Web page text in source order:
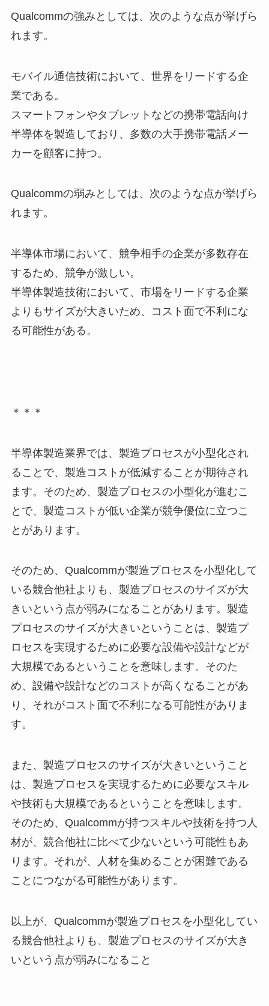
Qualcommの強みとしては、次のような点が挙げら
れます。
モバイル通信技術において、世界をリードする企
業である。
スマートフォンやタブレットなどの携帯電話向け
半導体を製造しており、多数の大手携帯電話メー
カーを顧客に持つ。
Qualcommの弱みとしては、次のような点が挙げら
れます。
半導体市場において、競争相手の企業が多数存在
するため、競争が激しい。
半導体製造技術において、市場をリードする企業
よりもサイズが大きいため、コスト面で不利にな
る可能性がある。
＊＊＊
半導体製造業界では、製造プロセスが小型化され
ることで、製造コストが低減することが期待され
ます。そのため、製造プロセスの小型化が進むこ
とで、製造コストが低い企業が競争優位に立つこ
とがあります。
そのため、Qualcommが製造プロセスを小型化して
いる競合他社よりも、製造プロセスのサイズが大
きいという点が弱みになることがあります。製造
プロセスのサイズが大きいということは、製造プ
ロセスを実現するために必要な設備や設計などが
大規模であるということを意味します。そのた
め、設備や設計などのコストが高くなることがあ
り、それがコスト面で不利になる可能性がありま
す。
また、製造プロセスのサイズが大きいということ
は、製造プロセスを実現するために必要なスキル
や技術も大規模であるということを意味します。
そのため、Qualcommが持つスキルや技術を持つ人
材が、競合他社に比べて少ないという可能性もあ
ります。それが、人材を集めることが困難である
ことにつながる可能性があります。
以上が、Qualcommが製造プロセスを小型化してい
る競合他社よりも、製造プロセスのサイズが大き
いという点が弱みになること